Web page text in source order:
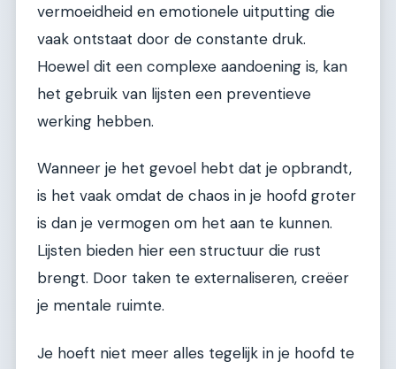
vermoeidheid en emotionele uitputting die
vaak ontstaat door de constante druk.
Hoewel dit een complexe aandoening is, kan
het gebruik van lijsten een preventieve
werking hebben.
Wanneer je het gevoel hebt dat je opbrandt,
is het vaak omdat de chaos in je hoofd groter
is dan je vermogen om het aan te kunnen.
Lijsten bieden hier een structuur die rust
brengt. Door taken te externaliseren, creëer
je mentale ruimte.
Je hoeft niet meer alles tegelijk in je hoofd te